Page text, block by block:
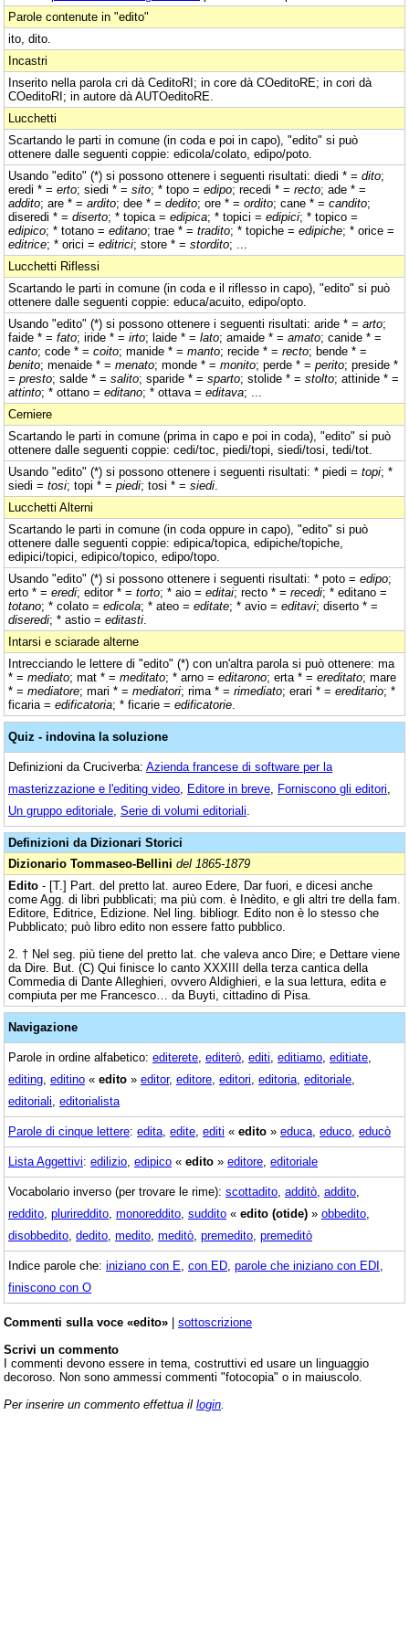
Parole contenute in "edito"
ito, dito.
Incastri
Inserito nella parola cri dà CeditoRI; in core dà COeditoRE; in cori dà
COeditoRI; in autore dà AUTOeditoRE.
Lucchetti
Scartando le parti in comune (in coda e poi in capo), "edito" si può
ottenere dalle seguenti coppie: edicola/colato, edipo/poto.
Usando "edito" (*) si possono ottenere i seguenti risultati: diedi * = dito;
eredi * = erto; siedi * = sito; * topo = edipo; recedi * = recto; ade * =
addito; are * = ardito; dee * = dedito; ore * = ordito; cane * = candito;
diseredi * = diserto; * topica = edipica; * topici = edipici; * topico =
edipico; * totano = editano; trae * = tradito; * topiche = edipiche; * orice =
editrice; * orici = editrici; store * = stordito; ...
Lucchetti Riflessi
Scartando le parti in comune (in coda e il riflesso in capo), "edito" si può
ottenere dalle seguenti coppie: educa/acuito, edipo/opto.
Usando "edito" (*) si possono ottenere i seguenti risultati: aride * = arto;
faide * = fato; iride * = irto; laide * = lato; amaide * = amato; canide * =
canto; code * = coito; manide * = manto; recide * = recto; bende * =
benito; menaide * = menato; monde * = monito; perde * = perito; preside *
= presto; salde * = salito; sparide * = sparto; stolide * = stolto; attinide * =
attinto; * ottano = editano; * ottava = editava; ...
Cerniere
Scartando le parti in comune (prima in capo e poi in coda), "edito" si può
ottenere dalle seguenti coppie: cedi/toc, piedi/topi, siedi/tosi, tedi/tot.
Usando "edito" (*) si possono ottenere i seguenti risultati: * piedi = topi; *
siedi = tosi; topi * = piedi; tosi * = siedi
Lucchetti Alterni
Scartando le parti in comune (in coda oppure in capo), "edito" si può
ottenere dalle seguenti coppie: edipica/topica, edipiche/topiche,
edipici/topici, edipico/topico, edipo/topo.
Usando "edito" (*) si possono ottenere i seguenti risultati: * poto = edipo;
erto * = eredi; editor * = torto; * aio = editai; recto * = recedi; * editano =
totano; * colato = edicola; * ateo = editate; * avio = editavi; diserto * =
diseredi; * astio = editasti
Intarsi e sciarade alterne
Intrecciando le lettere di "edito" (*) con un'altra parola si può ottenere: ma
* = mediato; mat * = meditato; * arno = editarono; erta * = ereditato; mare
* = mediatore; mari * = mediatori; rima * = rimediato; erari * = ereditario; *
ficaria = edificatoria; * ficarie = edificatorie
Quiz - indovina la soluzione
Definizioni da Cruciverba: Azienda francese di software per la
masterizzazione e l'editing video Editore in breve Forniscono gli editori
Un gruppo editoriale Serie di volumi editoriali
Definizioni da Dizionari Storici
Dizionario Tommaseo-Bellini del 1865-1879
Edito - [T.] Part. del pretto lat. aureo Edere, Dar fuori, e dicesi anche
come Agg. di libri pubblicati; ma più com. è Inèdito, e gli altri tre della fam.
Editore, Editrice, Edizione. Nel ling. bibliogr. Edito non è lo stesso che
Pubblicato; può libro edito non essere fatto pubblico.
2. † Nel seg. più tiene del pretto lat. che valeva anco Dire; e Dettare viene
da Dire. But. (C) Qui finisce lo canto XXXIII della terza cantica della
Commedia di Dante Alleghieri, ovvero Aldighieri, e la sua lettura, edita e
compiuta per me Francesco… da Buyti, cittadino di Pisa.
Navigazione
Parole in ordine alfabetico: editerete editerò editi editiamo editiate
editing editino « edito » editor, editore editori editoria editoriale
editoriali editorialista
Parole di cinque lettere: edita edite editi « edito » educa educo educò
Lista Aggettivi: edilizio edipico « edito » editore editoriale
Vocabolario inverso (per trovare le rime): scottadito additò addito
reddito plurireddito monoreddito suddito « edito (otide) » obbedito
disobbedito dedito medito meditò premedito premeditò
Indice parole che: iniziano con E con ED parole che iniziano con EDI
finiscono con O
Commenti sulla voce «edito» | sottoscrizione
Scrivi un commento
I commenti devono essere in tema, costruttivi ed usare un linguaggio
decoroso. Non sono ammessi commenti "fotocopia" o in maiuscolo.
Per inserire un commento effettua il login